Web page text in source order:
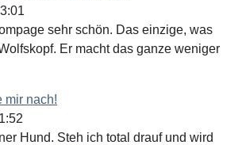
sehr schön. Das einzige, was
Er macht das ganze weniger
mir nach!
Hund. Steh ich total drauf und wird